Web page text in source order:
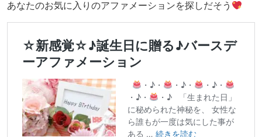
あなたのお気に入りのアファメーションを探しだそう